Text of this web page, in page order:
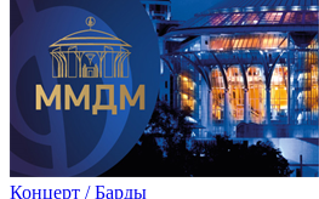
Концерт / Барды